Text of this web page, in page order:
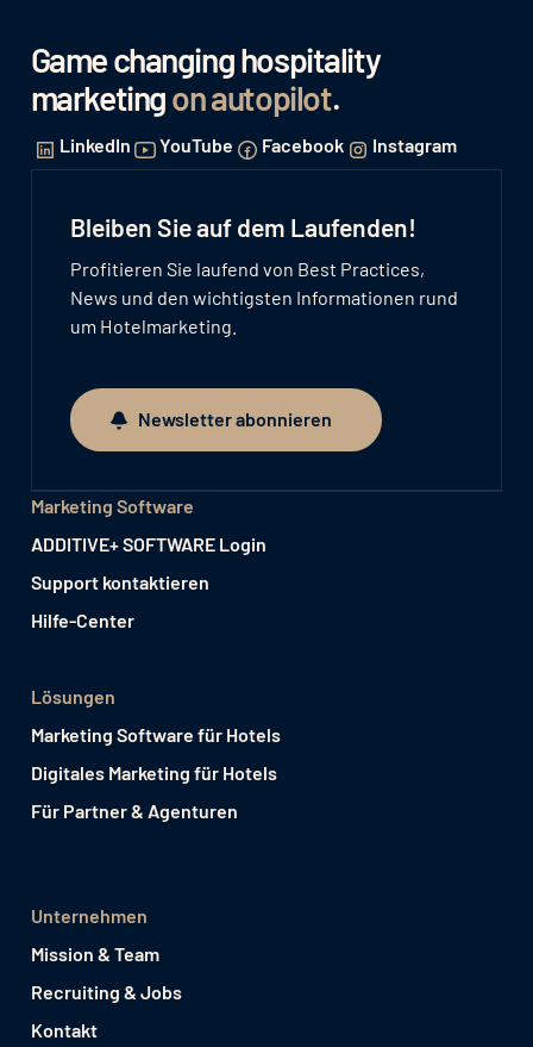
Game changing hospitality
marketingon autopilot.
LinkedIn YouTube Facebook Instagram
Bleiben Sie auf dem Laufenden!
Profitieren Sie laufend von Best Practices,
News und den wichtigsten Informationen rund
um Hotelmarketing.
Newsletter abonnieren
Newsletter abonnieren
Marketing Software
ADDITIVE+ SOFTWARE Login
Support kontaktieren
Hilfe-Center
Lösungen
Marketing Software für Hotels
Digitales Marketing für Hotels
Für Partner & Agenturen
Unternehmen
Mission & Team
Recruiting & Jobs
Kontakt